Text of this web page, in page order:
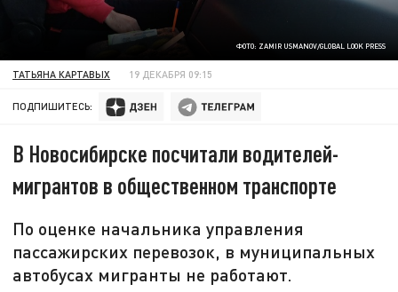
ФОТО: ZAMIR USMANOV/GLOBAL LOOK PRESS
ТАТЬЯНА КАРТАВЫХ 19 ДЕКАБРЯ 09:15
ПОДПИШИТЕСЬ:
В Новосибирске посчитали водителей-
мигрантов в общественном транспорте
По оценке начальника управления
пассажирских перевозок, в муниципальных
автобусах мигранты не работают.